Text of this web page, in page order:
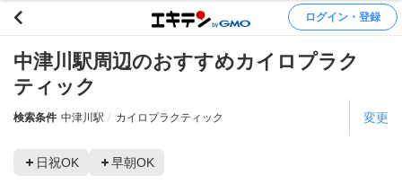
ログイン・登録
中津川駅周辺のおすすめカイロプラク
ティック
検索条件 中津川駅 カイロプラクティック 変更
日祝OK 早朝OK